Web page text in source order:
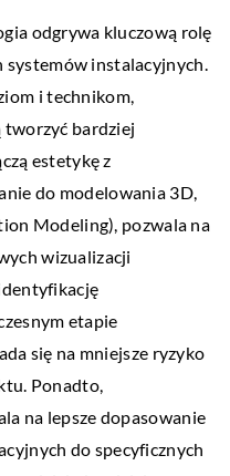
odgrywa kluczową rolę
instalacyjnych.
i technikom,
bardziej
estetykę z
do modelowania 3D,
Modeling), pozwala na
wizualizacji
etapie
się na mniejsze ryzyko
Ponadto,
na lepsze dopasowanie
do specyficznych